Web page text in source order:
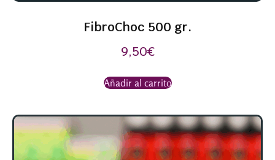
FibroChoc 500 gr.
9,50€
Añadir al carrito